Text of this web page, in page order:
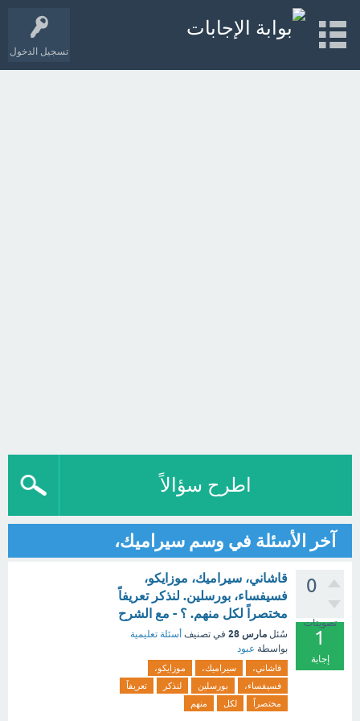
تسجيل الدخول
اطرح سؤالاً
آخر الأسئلة في وسم سيراميك،
0
تصويتات
1
إجابة
قاشاني، سيراميك، موزايكو،
فسيفساء، بورسلين. لنذكر تعريفاً
مختصراً لكل منهم. ؟ - مع الشرح
سُئل مارس 28 في تصنيف أسئلة تعليمية
بواسطة عبود
قاشاني، سيراميك،
موزايكو،
فسيفساء،
بورسلين لنذكر
تعريفاً
مختصراً
لكل منهم